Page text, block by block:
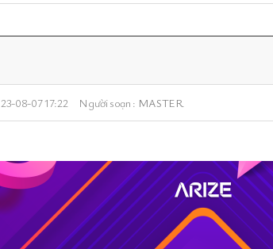
23-08-07 17:22 Người soạn : MASTER